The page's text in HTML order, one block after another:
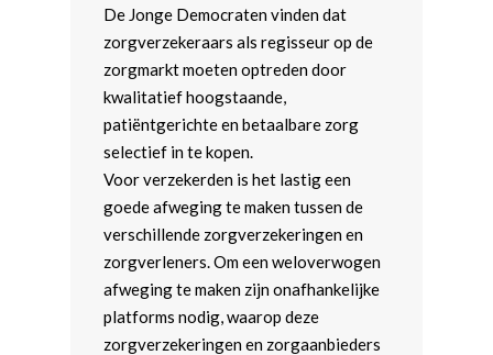
De Jonge Democraten vinden dat
zorgverzekeraars als regisseur op de
zorgmarkt moeten optreden door
kwalitatief hoogstaande,
patiëntgerichte en betaalbare zorg
selectief in te kopen.
Voor verzekerden is het lastig een
goede afweging te maken tussen de
verschillende zorgverzekeringen en
zorgverleners. Om een weloverwogen
afweging te maken zijn onafhankelijke
platforms nodig, waarop deze
zorgverzekeringen en zorgaanbieders